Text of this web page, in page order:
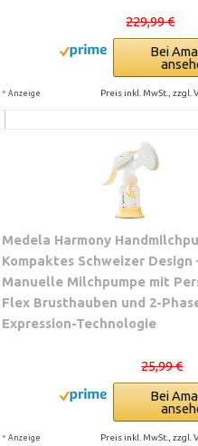
229,99 €
Bei
* Anzeige Preis inkl. MwSt., zzgl.
Medela Harmony
Kompaktes Schweizer Design
Manuelle Milchpumpe mit
Flex Brusthauben und 2-
Expression-Technologie
25,99 €
Bei
* Anzeige Preis inkl. MwSt., zzgl.